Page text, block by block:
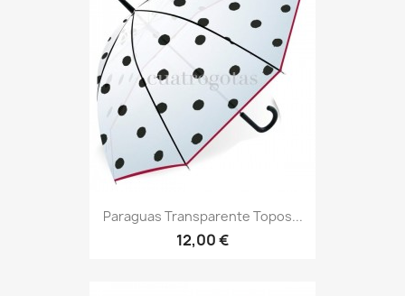
Paraguas Transparente Topos...
12,00 €